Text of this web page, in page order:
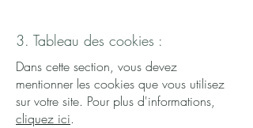
3. Tableau des cookies :
Dans cette section, vous devez
mentionner les cookies que vous utilisez
sur votre site. Pour plus d'informations,
cliquez ici.